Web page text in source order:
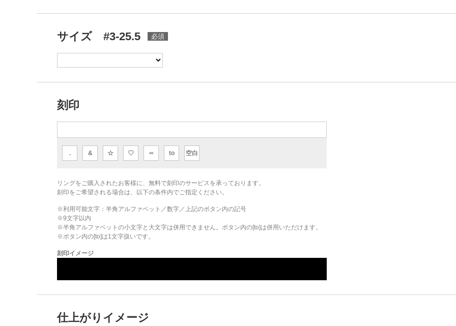
サイズ #3-25.5
刻印
. & ☆ ♡ ∞ to 空白
リングをご購入されたお客様に、無料で刻印のサービスを承っております。
刻印をご希望される場合は、以下の条件内でご指定ください。
※利用可能文字： 半角アルファベット／数字／上記のボタン内の記号
※9文字以内
※半角アルファベットの小文字と大文字は併用できません。ボタン内の[to]は併用いただけます。
※ボタン内の[to]は1文字扱いです。
刻印イメージ
仕上がりイメージ